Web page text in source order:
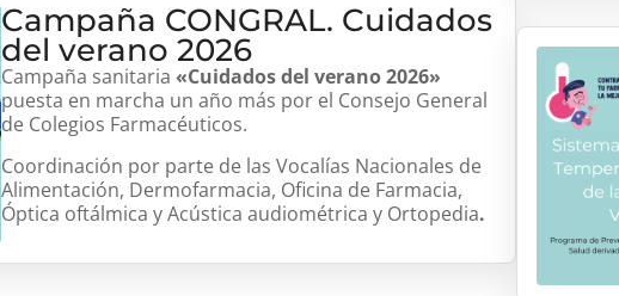
Campaña CONGRAL. Cuidados
del verano 2026
Campaña sanitaria «Cuidados del verano 2026»
puesta en marcha un año más por el Consejo General
de Colegios Farmacéuticos.
Coordinación por parte de las Vocalías Nacionales de
Alimentación, Dermofarmacia, Oficina de Farmacia,
Óptica oftálmica y Acústica audiométrica y Ortopedia.